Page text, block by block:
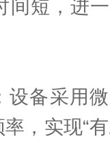
间短，进
备采用微
，实现“